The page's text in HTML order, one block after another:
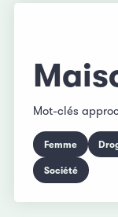
Mot-clés
Femme
Société